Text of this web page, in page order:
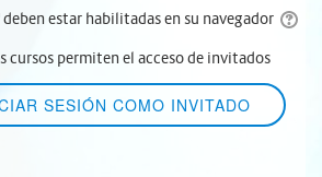
deben estar habilitadas en su navegador
cursos permiten el acceso de invitados